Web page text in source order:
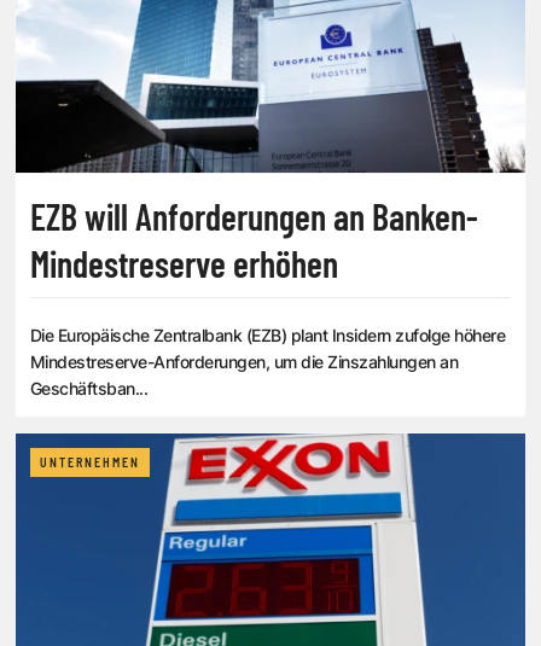
EZB will Anforderungen an Banken-
Mindestreserve erhöhen
Die Europäische Zentralbank (EZB) plant Insidern zufolge höhere
Mindestreserve-Anforderungen, um die Zinszahlungen an
Geschäftsban...
UNTERNEHMEN